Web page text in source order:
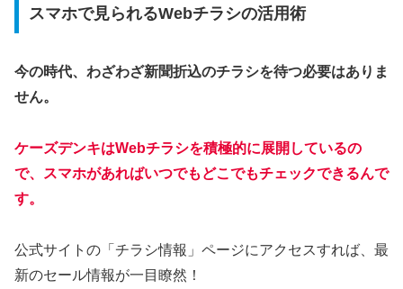
スマホで見られるWebチラシの活用術
今の時代、わざわざ新聞折込のチラシを待つ必要はありま
せん。
ケーズデンキはWebチラシを積極的に展開しているの
で、スマホがあればいつでもどこでもチェックできるんで
す。
公式サイトの「チラシ情報」ページにアクセスすれば、最
新のセール情報が一目瞭然！